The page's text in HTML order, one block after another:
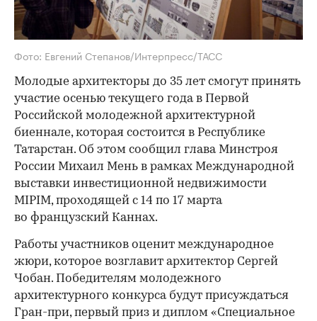
Фото: Евгений Степанов/Интерпресс/ТАСС
Молодые архитекторы до 35 лет смогут принять
участие осенью текущего года в Первой
Российской молодежной архитектурной
биеннале, которая состоится в Республике
Татарстан. Об этом сообщил глава Минстроя
России Михаил Мень в рамках Международной
выставки инвестиционной недвижимости
MIPIM, проходящей с 14 по 17 марта
во французский Каннах.
Работы участников оценит международное
жюри, которое возглавит архитектор Сергей
Чобан. Победителям молодежного
архитектурного конкурса будут присуждаться
Гран-при, первый приз и диплом «Специальное